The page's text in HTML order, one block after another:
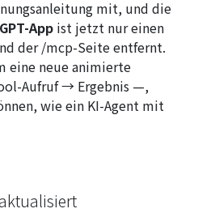
mit, und die
App ist jetzt nur einen
der/mcp-Seite entfernt.
eine neue animierte
Aufruf → Ergebnis —,
wie ein KI-Agent mit